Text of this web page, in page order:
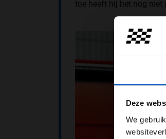
Deze
We
toe heeft hij het nog niet